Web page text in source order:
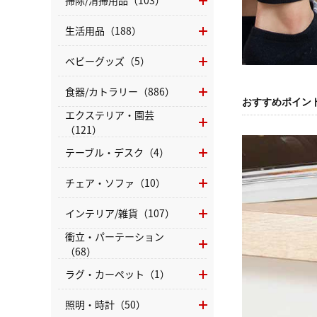
おすすめポイン
生活用品（188）
ベビーグッズ（5）
食器/カトラリー（886）
エクステリア・園芸
（121）
テーブル・デスク（4）
チェア・ソファ（10）
インテリア/雑貨（107）
衝立・パーテーション
（68）
ラグ・カーペット（1）
照明・時計（50）